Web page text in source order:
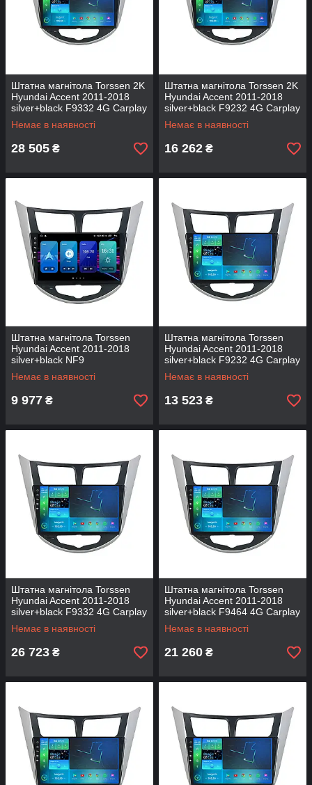
Штатна магнітола Torssen 2K
Hyundai Accent 2011-2018
silver+black F9332 4G Carplay
DSP
Немає в наявності
28 505 ₴
Штатна магнітола Torssen 2K
Hyundai Accent 2011-2018
silver+black F9232 4G Carplay
DSP
Немає в наявності
16 262 ₴
Штатна магнітола Torssen
Hyundai Accent 2011-2018
silver+black NF9
Немає в наявності
9 977 ₴
Штатна магнітола Torssen
Hyundai Accent 2011-2018
silver+black F9232 4G Carplay
DSP
Немає в наявності
13 523 ₴
Штатна магнітола Torssen
Hyundai Accent 2011-2018
silver+black F9332 4G Carplay
DSP
Немає в наявності
26 723 ₴
Штатна магнітола Torssen
Hyundai Accent 2011-2018
silver+black F9464 4G Carplay
DSP
Немає в наявності
21 260 ₴